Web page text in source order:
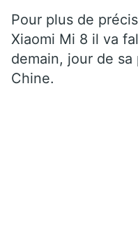
Pour plus de
Xiaomi Mi 8 il va
demain, jour de
Chine.